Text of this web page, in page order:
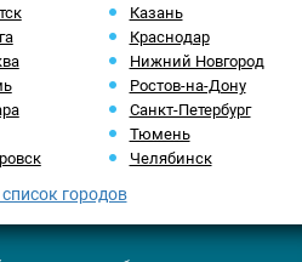
Казань
Краснодар
Нижний Новгород
Ростов-на-Дону
Санкт-Петербург
Тюмень
Челябинск
городов